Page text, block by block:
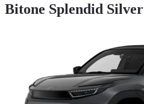
Bitone Splendid Silver